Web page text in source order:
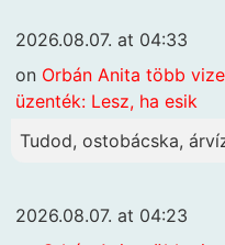
2026.08.07. at 04:33
on Orbán Anita több
üzenték: Lesz, ha esik
Tudod, ostobácska,
2026.08.07. at 04:23